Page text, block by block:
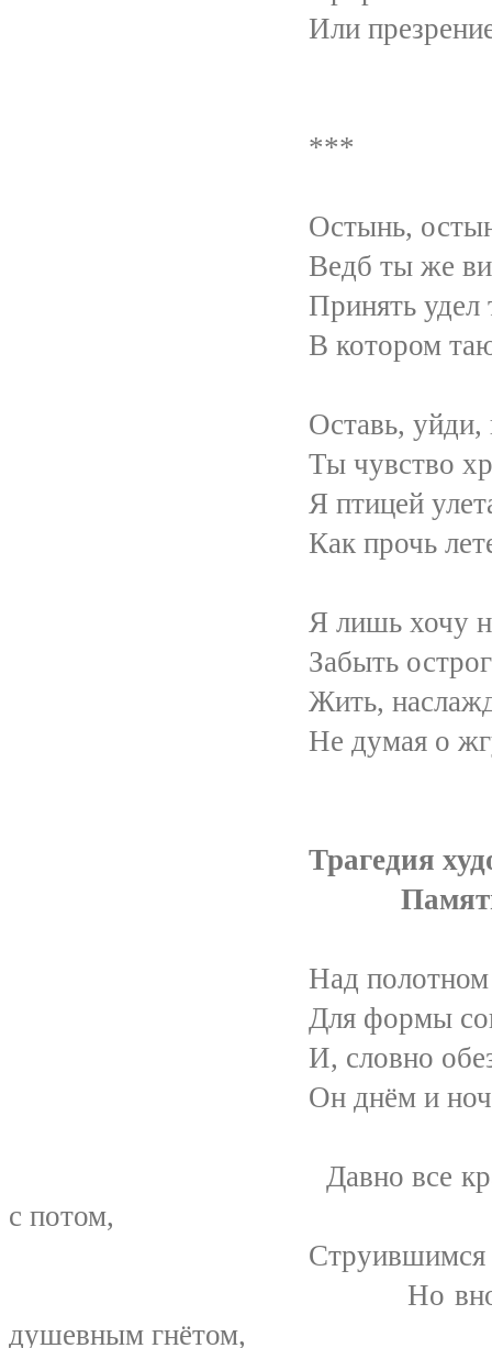
Или презрение
***
Остынь, остынь,
Ведб ты же видишь -
Принять удел
В котором таю
Оставь, уйди,
Ты чувство хрупкое
Я птицей улетаю в
Как прочь летела
Я лишь хочу найти
Забыть острог
Жить, наслаждаться,
Не думая о жгучей
Трагедия
Памяти Ю. П.
Над полотном
Для формы
И, словно
Он днём и ночью ту
Давно все краски на
с потом,
Струившимся с уже
Но вновь и вновь,
душевным гнётом,